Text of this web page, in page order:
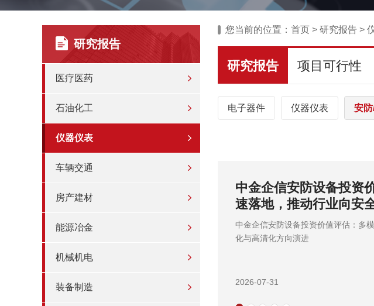
研究报告
医疗医药
石油化工
仪器仪表
车辆交通
房产建材
能源冶金
机械机电
装备制造
您当前的位置： 首页 > 研究报告 >
研究报告 项目可行性
电子器件 仪器仪表 安
2026-2032年中国森林
行趋势洞察报告-中金企
2026-2032年中国森林防火培训中心
2026-01-16